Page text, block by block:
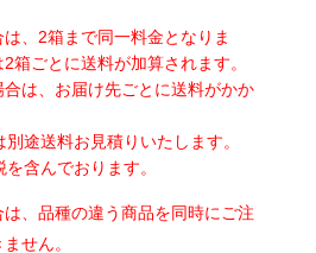
、 2箱まで同一料金となりま
2箱ごとに送料が加算されます。
合は、お届け先ごとに送料がかか
途送料お見積りいたします。
を含んでおります。
、品種の違う商品を同時にご注
せん。